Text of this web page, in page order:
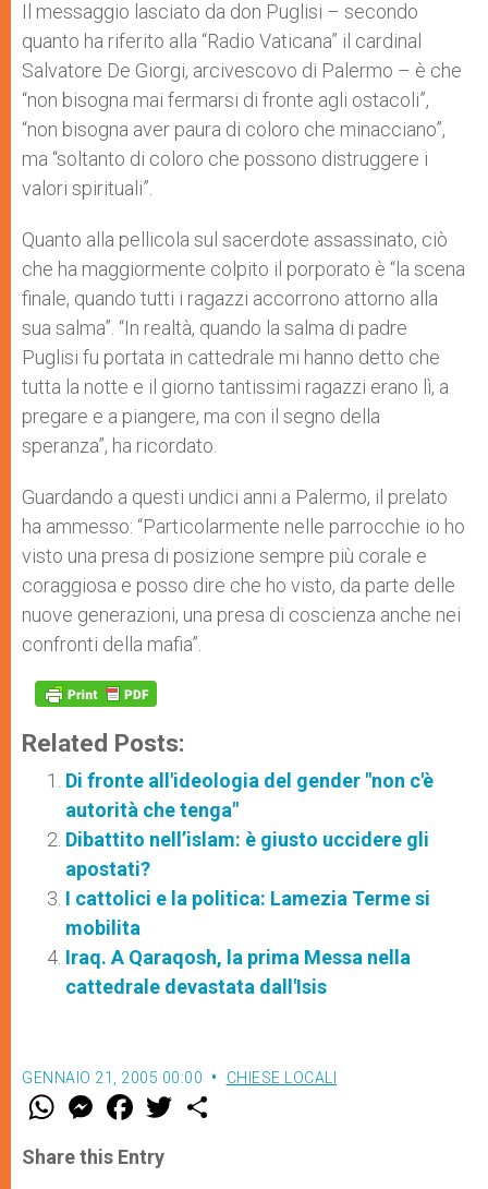
Il messaggio lasciato da don Puglisi – secondo
quanto ha riferito alla “Radio Vaticana” il cardinal
Salvatore De Giorgi, arcivescovo di Palermo – è che
“non bisogna mai fermarsi di fronte agli ostacoli”,
“non bisogna aver paura di coloro che minacciano”,
ma “soltanto di coloro che possono distruggere i
valori spirituali”.
Quanto alla pellicola sul sacerdote assassinato, ciò
che ha maggiormente colpito il porporato è “la scena
finale, quando tutti i ragazzi accorrono attorno alla
sua salma”. “In realtà, quando la salma di padre
Puglisi fu portata in cattedrale mi hanno detto che
tutta la notte e il giorno tantissimi ragazzi erano lì, a
pregare e a piangere, ma con il segno della
speranza”, ha ricordato.
Guardando a questi undici anni a Palermo, il prelato
ha ammesso: “Particolarmente nelle parrocchie io ho
visto una presa di posizione sempre più corale e
coraggiosa e posso dire che ho visto, da parte delle
nuove generazioni, una presa di coscienza anche nei
confronti della mafia”.
Related Posts:
Di fronte all'ideologia del gender "non c'è
autorità che tenga"
Dibattito nell’islam: è giusto uccidere gli
apostati?
I cattolici e la politica: Lamezia Terme si
mobilita
Iraq. A Qaraqosh, la prima Messa nella
cattedrale devastata dall'Isis
GENNAIO 21, 2005 00:00 CHIESE LOCALI
W
t
s
M
e
s
e
F
a
e
b
w
Share this Entry